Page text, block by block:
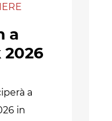
a
a
in